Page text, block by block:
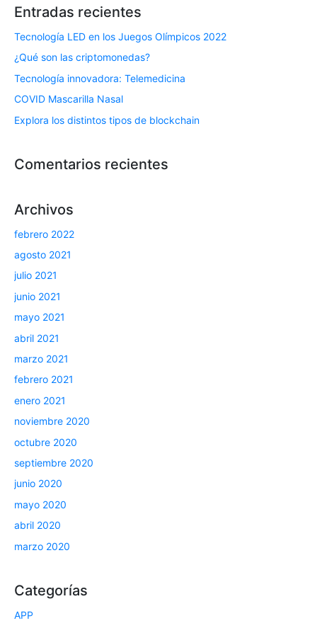
Entradas recientes
Tecnología LED en los Juegos Olímpicos 2022
¿Qué son las criptomonedas?
Tecnología innovadora: Telemedicina
COVID Mascarilla Nasal
Explora los distintos tipos de blockchain
Comentarios recientes
Archivos
febrero 2022
agosto 2021
julio 2021
junio 2021
mayo 2021
abril 2021
marzo 2021
febrero 2021
enero 2021
noviembre 2020
octubre 2020
septiembre 2020
junio 2020
mayo 2020
abril 2020
marzo 2020
Categorías
APP